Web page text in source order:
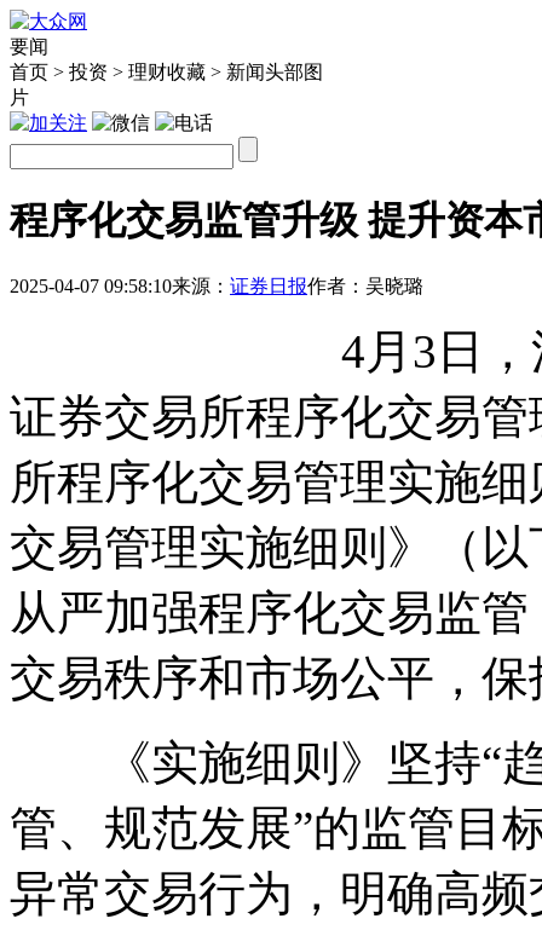
要闻
首页 > 投资 > 理财收藏 > 新闻头部图
片
程序化交易监管升级 提升资本
2025-04-07 09:58:10来源： 证券日报作者： 吴晓璐
4月3日，
证券交易所程序化交易
所程序化交易管理实施
交易管理实施细则》（
从严加强程序化交易监
交易秩序和市场公平，
《实施细则》坚持“趋
管、规范发展”的监管目
异常交易行为，明确高